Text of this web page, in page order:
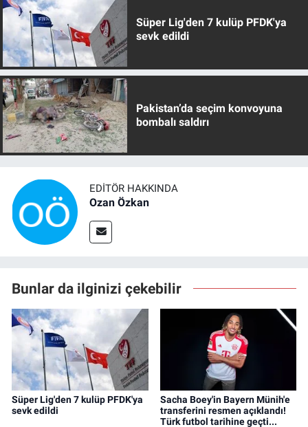
Süper Lig'den 7 kulüp PFDK'ya
sevk edildi
Pakistan’da seçim konvoyuna
bombalı saldırı
EDITÖR HAKKINDA
Ozan Özkan
Bunlar da ilginizi çekebilir
Süper Lig'den 7 kulüp PFDK'ya
sevk edildi
Sacha Boey'in Bayern Münih'e
transferini resmen açıklandı!
Türk futbol tarihine geçti...